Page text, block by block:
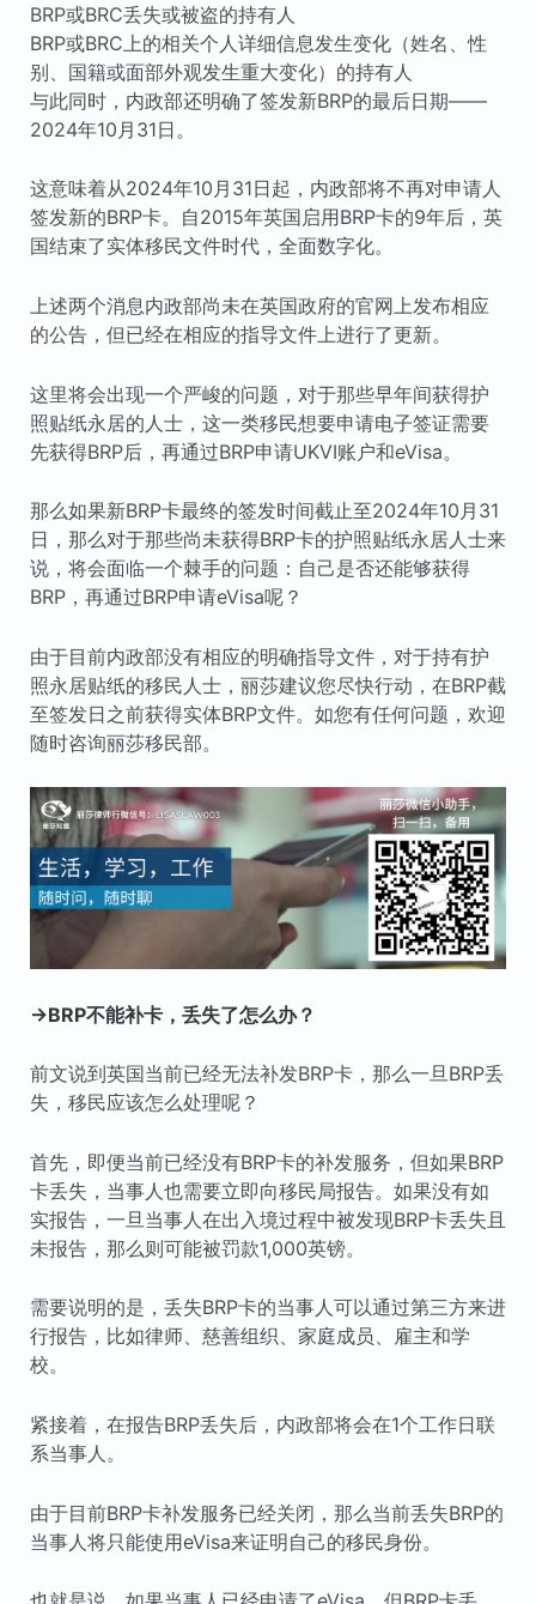
BRP或BRC丢失或被盗的持有人
BRP或BRC上的相关个人详细信息发生变化（姓名、性
别、国籍或面部外观发生重大变化）的持有人
与此同时，内政部还明确了签发新BRP的最后日期——
2024年10月31日。
这意味着从2024年10月31日起，内政部将不再对申请人
签发新的BRP卡。自2015年英国启用BRP卡的9年后，英
国结束了实体移民文件时代，全面数字化。
上述两个消息内政部尚未在英国政府的官网上发布相应
的公告，但已经在相应的指导文件上进行了更新。
这里将会出现一个严峻的问题，对于那些早年间获得护
照贴纸永居的人士，这一类移民想要申请电子签证需要
先获得BRP后，再通过BRP申请UKVI账户和eVisa。
那么如果新BRP卡最终的签发时间截止至2024年10月31
日，那么对于那些尚未获得BRP卡的护照贴纸永居人士来
说，将会面临一个棘手的问题：自己是否还能够获得
BRP，再通过BRP申请eVisa呢？
由于目前内政部没有相应的明确指导文件，对于持有护
照永居贴纸的移民人士，丽莎建议您尽快行动，在BRP截
至签发日之前获得实体BRP文件。如您有任何问题，欢迎
随时咨询丽莎移民部。
→BRP不能补卡，丢失了怎么办？
前文说到英国当前已经无法补发BRP卡，那么一旦BRP丢
失，移民应该怎么处理呢？
首先，即便当前已经没有BRP卡的补发服务，但如果BRP
卡丢失，当事人也需要立即向移民局报告。如果没有如
实报告，一旦当事人在出入境过程中被发现BRP卡丢失且
未报告，那么则可能被罚款1,000英镑。
需要说明的是，丢失BRP卡的当事人可以通过第三方来进
行报告，比如律师、慈善组织、家庭成员、雇主和学
校。
紧接着，在报告BRP丢失后，内政部将会在1个工作日联
系当事人。
由于目前BRP卡补发服务已经关闭，那么当前丢失BRP的
当事人将只能使用eVisa来证明自己的移民身份。